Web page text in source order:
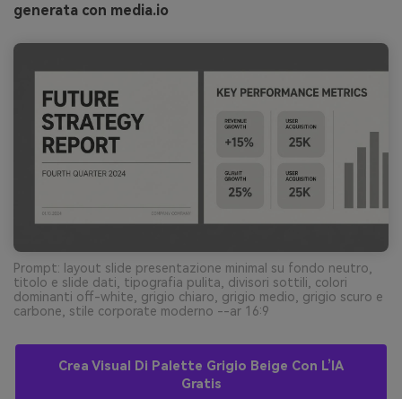
generata con media.io
Prompt: layout slide presentazione minimal su fondo neutro,
titolo e slide dati, tipografia pulita, divisori sottili, colori
dominanti off-white, grigio chiaro, grigio medio, grigio scuro e
carbone, stile corporate moderno --ar 16:9
Crea Visual Di Palette Grigio Beige Con L’IA
Gratis